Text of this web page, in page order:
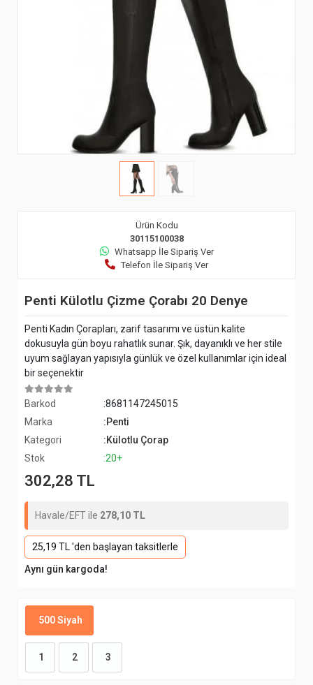
Ürün Kodu
30115100038
Whatsapp İle Sipariş Ver
Telefon İle Sipariş Ver
Penti Külotlu Çizme Çorabı 20 Denye
Penti Kadın Çorapları, zarif tasarımı ve üstün kalite
dokusuyla gün boyu rahatlık sunar. Şık, dayanıklı ve her stile
uyum sağlayan yapısıyla günlük ve özel kullanımlar için ideal
bir seçenektir
Barkod
:8681147245015
Marka
:Penti
Kategori
:Külotlu Çorap
Stok
:20+
302,28 TL
Havale/EFT ile 278,10 TL
25,19 TL 'den başlayan taksitlerle
Aynı gün kargoda!
500 Siyah
1 2 3